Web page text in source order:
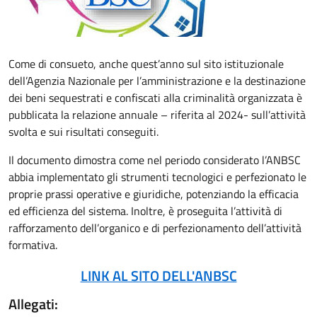
Come di consueto, anche quest’anno sul sito istituzionale
dell’Agenzia Nazionale per l’amministrazione e la destinazione
dei beni sequestrati e confiscati alla criminalità organizzata è
pubblicata la relazione annuale – riferita al 2024- sull’attività
svolta e sui risultati conseguiti.
Il documento dimostra come nel periodo considerato l’ANBSC
abbia implementato gli strumenti tecnologici e perfezionato le
proprie prassi operative e giuridiche, potenziando la efficacia
ed efficienza del sistema. Inoltre, è proseguita l’attività di
rafforzamento dell’organico e di perfezionamento dell’attività
formativa.
LINK AL SITO DELL'ANBSC
Allegati: